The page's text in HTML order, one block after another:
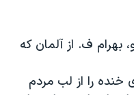
بهرام ف. از آلمان که
را از لب مردم